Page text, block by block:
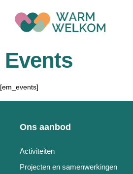
inhoud
Events
[em_events]
Ons aanbod
Activiteiten
Projecten en samenwerkingen